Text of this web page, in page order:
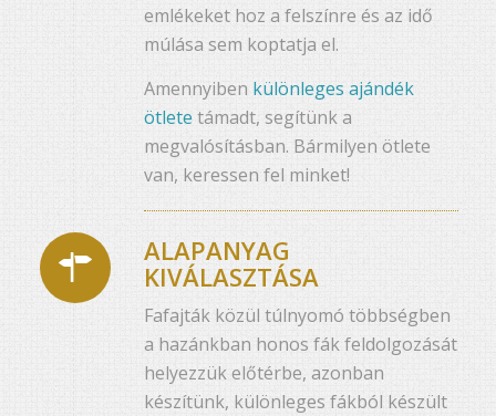
emlékeket hoz a felszínre és az idő
múlása sem koptatja el.
Amennyiben különleges ajándék
ötlete támadt, segítünk a
megvalósításban. Bármilyen ötlete
van, keressen fel minket!
ALAPANYAG
KIVÁLASZTÁSA
Fafajták közül túlnyomó többségben
a hazánkban honos fák feldolgozását
helyezzük előtérbe, azonban
készítünk, különleges fákból készült